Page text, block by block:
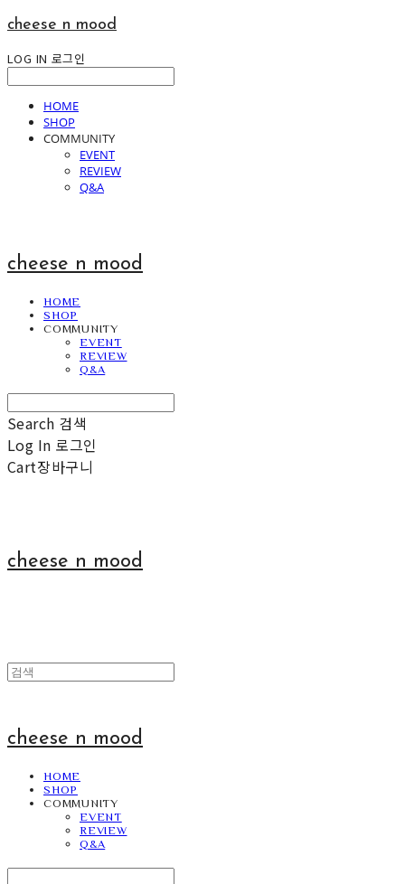
cheese n mood
LOG IN 로그인
HOME
SHOP
COMMUNITY
EVENT
REVIEW
Q&A
cheese n mood
HOME
SHOP
COMMUNITY
EVENT
REVIEW
Q&A
Search 검색
Log In 로그인
Cart장바구니
cheese n mood
cheese n mood
HOME
SHOP
COMMUNITY
EVENT
REVIEW
Q&A